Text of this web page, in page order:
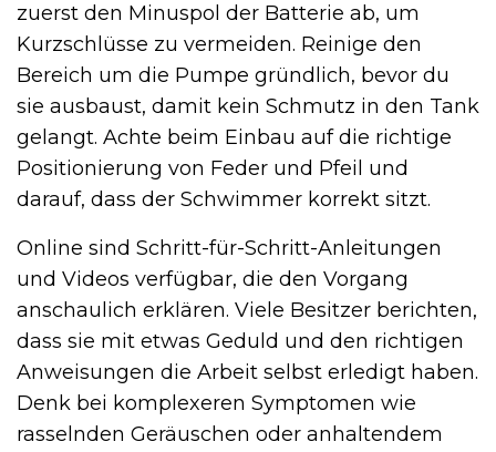
zuerst den Minuspol der Batterie ab, um
Kurzschlüsse zu vermeiden. Reinige den
Bereich um die Pumpe gründlich, bevor du
sie ausbaust, damit kein Schmutz in den Tank
gelangt. Achte beim Einbau auf die richtige
Positionierung von Feder und Pfeil und
darauf, dass der Schwimmer korrekt sitzt.
Online sind Schritt-für-Schritt-Anleitungen
und Videos verfügbar, die den Vorgang
anschaulich erklären. Viele Besitzer berichten,
dass sie mit etwas Geduld und den richtigen
Anweisungen die Arbeit selbst erledigt haben.
Denk bei komplexeren Symptomen wie
rasselnden Geräuschen oder anhaltendem